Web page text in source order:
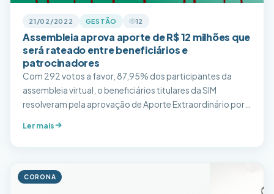
21/02/2022 GESTÃO 12
Assembleia aprova aporte de R$ 12 milhões que
será rateado entre beneficiários e
patrocinadores
Com 292 votos a favor, 87,95% dos participantes da
assembleia virtual, o beneficiários titulares da SIM
resolveram pela aprovação de Aporte Extraordinário por
Ler mais
CORONA